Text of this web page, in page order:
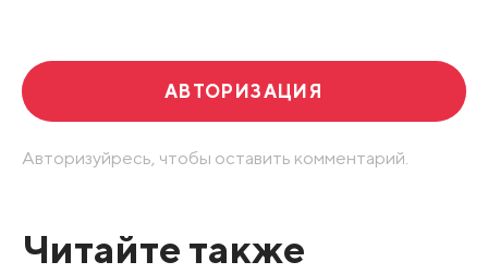
АВТОРИЗАЦИЯ
Авторизуйресь, чтобы оставить комментарий.
Читайте также